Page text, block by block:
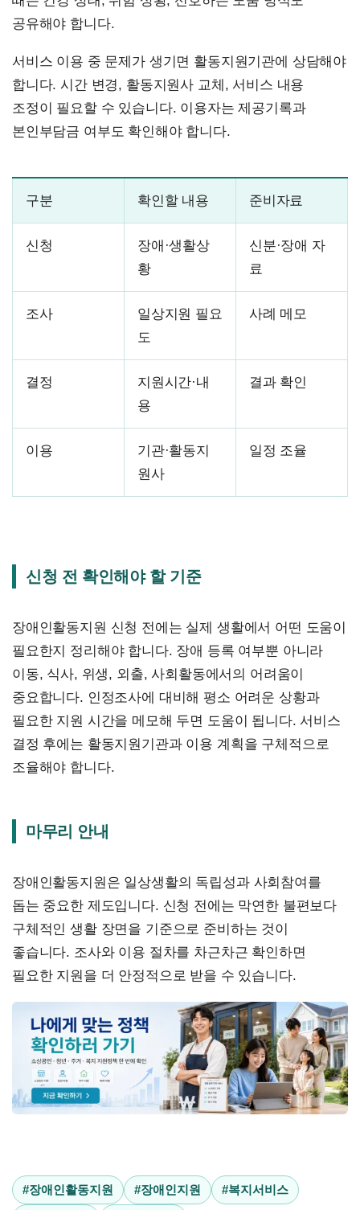
공유해야 합니다.
서비스 이용 중 문제가 생기면 활동지원기관에 상담해야
합니다. 시간 변경, 활동지원사 교체, 서비스 내용
조정이 필요할 수 있습니다. 이용자는 제공기록과
본인부담금 여부도 확인해야 합니다.
구분 확인할 내용 준비자료
신청
장애·생활상
황
신분·장애 자
료
조사
일상지원 필요
도
사례 메모
결정
지원시간·내
용
결과 확인
이용
기관·활동지
원사
일정 조율
신청 전 확인해야 할 기준
장애인활동지원 신청 전에는 실제 생활에서 어떤 도움이
필요한지 정리해야 합니다. 장애 등록 여부뿐 아니라
이동, 식사, 위생, 외출, 사회활동에서의 어려움이
중요합니다. 인정조사에 대비해 평소 어려운 상황과
필요한 지원 시간을 메모해 두면 도움이 됩니다. 서비스
결정 후에는 활동지원기관과 이용 계획을 구체적으로
조율해야 합니다.
마무리 안내
장애인활동지원은 일상생활의 독립성과 사회참여를
돕는 중요한 제도입니다. 신청 전에는 막연한 불편보다
구체적인 생활 장면을 기준으로 준비하는 것이
좋습니다. 조사와 이용 절차를 차근차근 확인하면
필요한 지원을 더 안정적으로 받을 수 있습니다.
#장애인활동지원 #장애인지원 #복지서비스